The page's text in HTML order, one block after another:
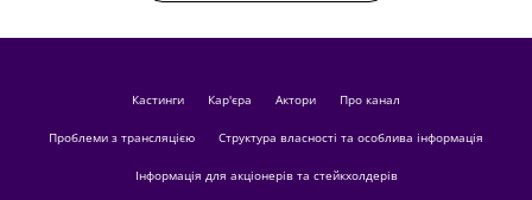
кастинги Кар'єра актори Про канал
Проблеми з трансляцією Структура власності та особлива інформація
Інформація для акціонерів та стейкхолдерів